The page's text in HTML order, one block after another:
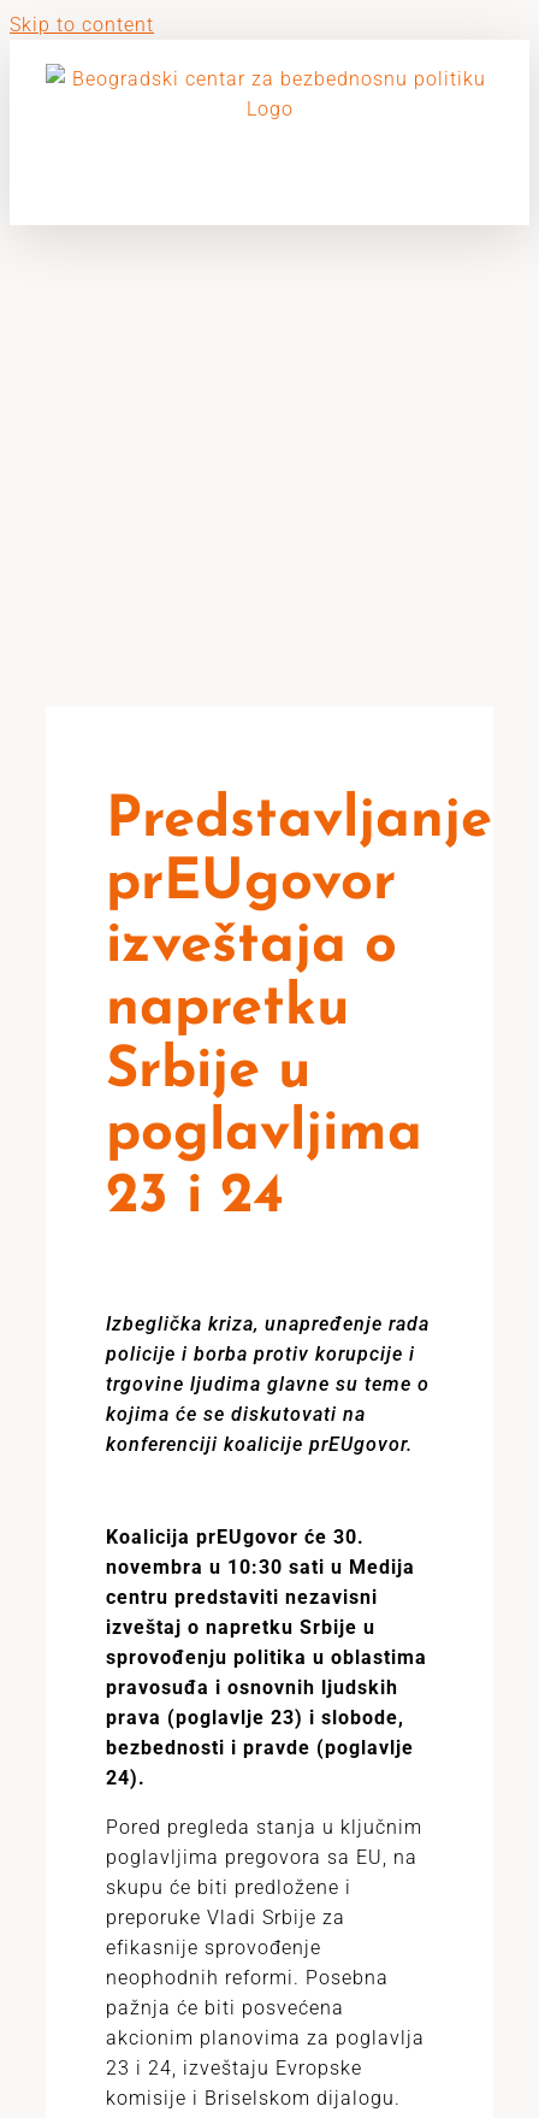
Skip to content
Predstavljanje
prEUgovor
izveštaja o
napretku
Srbije u
poglavljima
23 i 24
Izbeglička kriza, unapređenje rada
policije i borba protiv korupcije i
trgovine ljudima glavne su teme o
kojima će se diskutovati na
konferenciji koalicije prEUgovor.
Koalicija prEUgovor će 30.
novembra u 10:30 sati u Medija
centru predstaviti nezavisni
izveštaj o napretku Srbije u
sprovođenju politika u oblastima
pravosuđa i osnovnih ljudskih
prava (poglavlje 23) i slobode,
bezbednosti i pravde (poglavlje
24).
Pored pregleda stanja u ključnim
poglavljima pregovora sa EU, na
skupu će biti predložene i
preporuke Vladi Srbije za
efikasnije sprovođenje
neophodnih reformi. Posebna
pažnja će biti posvećena
akcionim planovima za poglavlja
23 i 24, izveštaju Evropske
komisije i Briselskom dijalogu.